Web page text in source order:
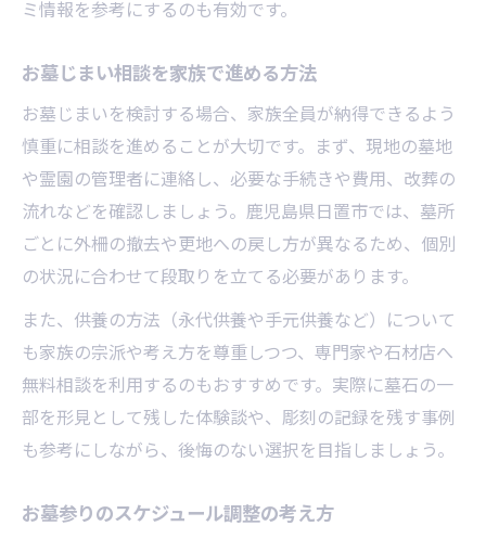
ミ情報を参考にするのも有効です。
お墓じまい相談を家族で進める方法
お墓じまいを検討する場合、家族全員が納得できるよう
慎重に相談を進めることが大切です。まず、現地の墓地
や霊園の管理者に連絡し、必要な手続きや費用、改葬の
流れなどを確認しましょう。鹿児島県日置市では、墓所
ごとに外柵の撤去や更地への戻し方が異なるため、個別
の状況に合わせて段取りを立てる必要があります。
また、供養の方法（永代供養や手元供養など）について
も家族の宗派や考え方を尊重しつつ、専門家や石材店へ
無料相談を利用するのもおすすめです。実際に墓石の一
部を形見として残した体験談や、彫刻の記録を残す事例
も参考にしながら、後悔のない選択を目指しましょう。
お墓参りのスケジュール調整の考え方